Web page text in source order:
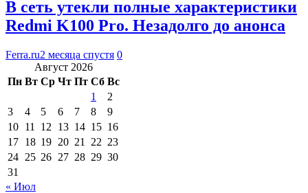
В сеть утекли полные характеристики
Redmi K100 Pro. Незадолго до анонса
Ferra.ru2 месяца спустя 0
Август 2026
Пн Вт Ср Чт Пт Сб Вс
1
2
3
4 5 6 7 8
9
10 11 12 13 14 15 16
17 18 19 20 21 22 23
24 25 26 27 28 29 30
31
« Июл